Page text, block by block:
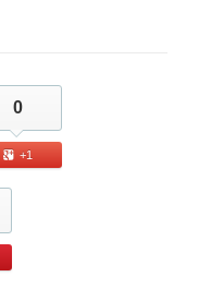
0
+1